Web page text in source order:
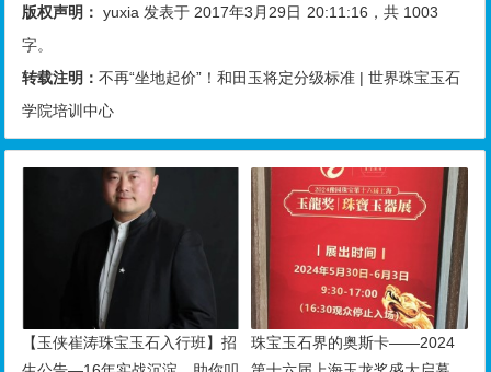
版权声明： yuxia 发表于 2017年3月29日 20:11:16 ，共 1003
字。
转载注明：不再“坐地起价”！和田玉将定分级标准 | 世界珠宝玉石
学院培训中心
【玉侠崔涛珠宝玉石入行班】招
珠宝玉石界的奥斯卡——2024